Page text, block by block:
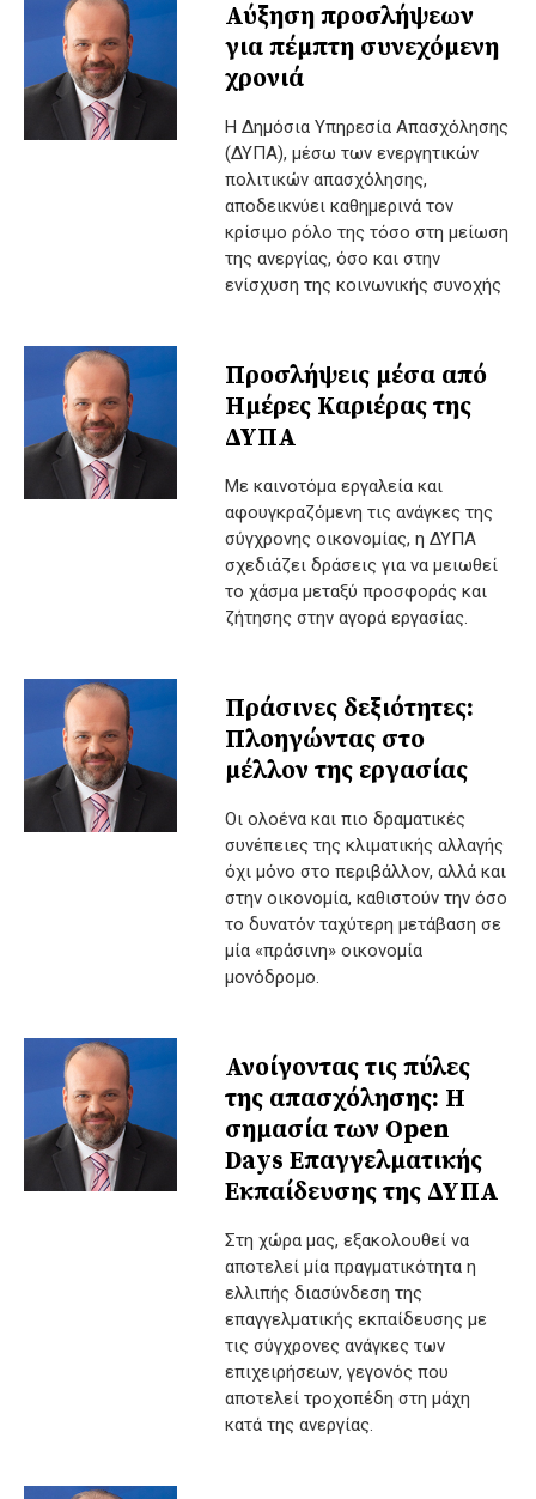
Αύξηση προσλήψεων
για πέμπτη συνεχόμενη
χρονιά
Η Δημόσια Υπηρεσία Απασχόλησης
(ΔΥΠΑ), μέσω των ενεργητικών
πολιτικών απασχόλησης,
αποδεικνύει καθημερινά τον
κρίσιμο ρόλο της τόσο στη μείωση
της ανεργίας, όσο και στην
ενίσχυση της κοινωνικής συνοχής
Προσλήψεις μέσα από
Ημέρες Καριέρας της
ΔΥΠΑ
Με καινοτόμα εργαλεία και
αφουγκραζόμενη τις ανάγκες της
σύγχρονης οικονομίας, η ΔΥΠΑ
σχεδιάζει δράσεις για να μειωθεί
το χάσμα μεταξύ προσφοράς και
ζήτησης στην αγορά εργασίας.
Πράσινες δεξιότητες:
Πλοηγώντας στο
μέλλον της εργασίας
Οι ολοένα και πιο δραματικές
συνέπειες της κλιματικής αλλαγής
όχι μόνο στο περιβάλλον, αλλά και
στην οικονομία, καθιστούν την όσο
το δυνατόν ταχύτερη μετάβαση σε
μία «πράσινη» οικονομία
μονόδρομο.
Ανοίγοντας τις πύλες
της απασχόλησης: Η
σημασία των Open
Days Επαγγελματικής
Εκπαίδευσης της ΔΥΠΑ
Στη χώρα μας, εξακολουθεί να
αποτελεί μία πραγματικότητα η
ελλιπής διασύνδεση της
επαγγελματικής εκπαίδευσης με
τις σύγχρονες ανάγκες των
επιχειρήσεων, γεγονός που
αποτελεί τροχοπέδη στη μάχη
κατά της ανεργίας.